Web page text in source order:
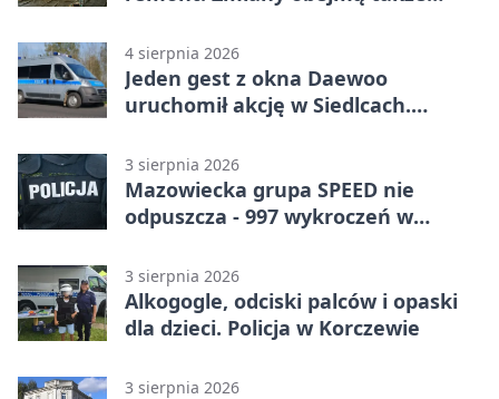
4 sierpnia 2026
Jeden gest z okna Daewoo
uruchomił akcję w Siedlcach.
3 sierpnia 2026
Mazowiecka grupa SPEED nie
odpuszcza - 997 wykroczeń w
3 sierpnia 2026
Alkogogle, odciski palców i opaski
dla dzieci. Policja w Korczewie
3 sierpnia 2026